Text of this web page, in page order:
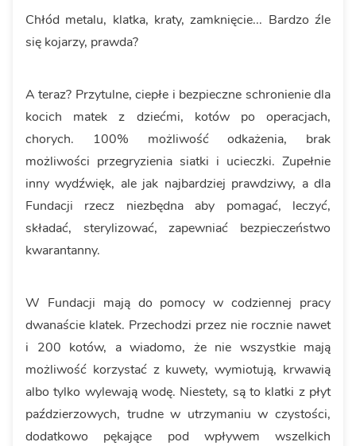
Chłód metalu, klatka, kraty, zamknięcie... Bardzo źle
się kojarzy, prawda?
A teraz? Przytulne, ciepłe i bezpieczne schronienie dla
kocich matek z dziećmi, kotów po operacjach,
chorych. 100% możliwość odkażenia, brak
możliwości przegryzienia siatki i ucieczki. Zupełnie
inny wydźwięk, ale jak najbardziej prawdziwy, a dla
Fundacji rzecz niezbędna aby pomagać, leczyć,
składać, sterylizować, zapewniać bezpieczeństwo
kwarantanny.
W Fundacji mają do pomocy w codziennej pracy
dwanaście klatek. Przechodzi przez nie rocznie nawet
i 200 kotów, a wiadomo, że nie wszystkie mają
możliwość korzystać z kuwety, wymiotują, krwawią
albo tylko wylewają wodę. Niestety, są to klatki z płyt
paździerzowych, trudne w utrzymaniu w czystości,
dodatkowo pękające pod wpływem wszelkich